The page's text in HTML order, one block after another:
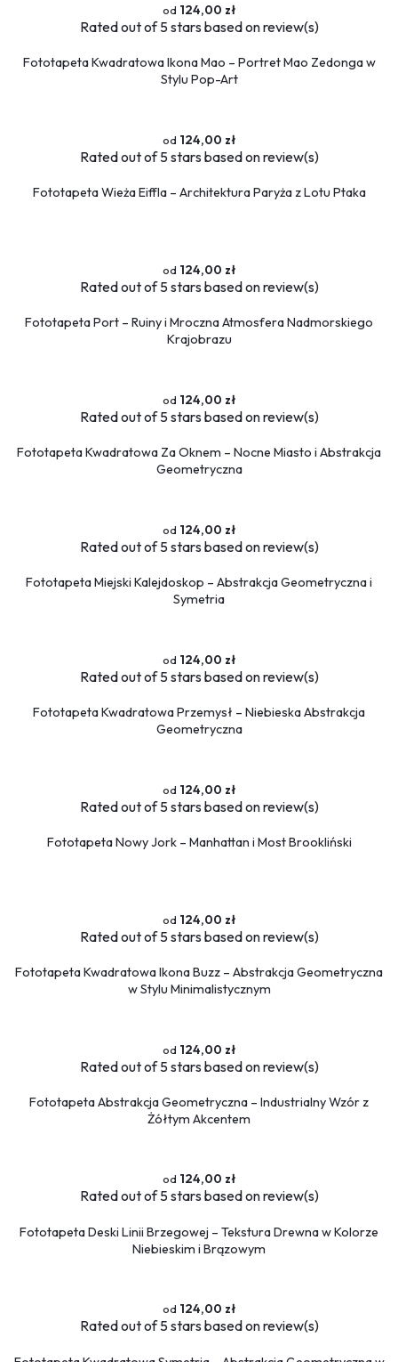
Samochody
Piłka nożna
Niedźwiedź
Kawa
Fototapety okrągłe
124,00 zł
Ratedout of 5 stars based onreview(s)
Fototapeta Kwadratowa Ikona Mao – Portret Mao Zedonga w
Stylu Pop-Art
124,00 zł
Ratedout of 5 stars based onreview(s)
Fototapeta Wieża Eiffla – Architektura Paryża z Lotu Ptaka
124,00 zł
Ratedout of 5 stars based onreview(s)
Fototapeta Port – Ruiny i Mroczna Atmosfera Nadmorskiego
Krajobrazu
124,00 zł
Ratedout of 5 stars based onreview(s)
Fototapeta Kwadratowa Za Oknem – Nocne Miasto i Abstrakcja
Geometryczna
124,00 zł
Ratedout of 5 stars based onreview(s)
Fototapeta Miejski Kalejdoskop – Abstrakcja Geometryczna i
Symetria
124,00 zł
Ratedout of 5 stars based onreview(s)
Fototapeta Kwadratowa Przemysł – Niebieska Abstrakcja
Geometryczna
124,00 zł
Ratedout of 5 stars based onreview(s)
Fototapeta Nowy Jork – Manhattan i Most Brookliński
124,00 zł
Ratedout of 5 stars based onreview(s)
Fototapeta Kwadratowa Ikona Buzz – Abstrakcja Geometryczna
w Stylu Minimalistycznym
124,00 zł
Ratedout of 5 stars based onreview(s)
Fototapeta Abstrakcja Geometryczna – Industrialny Wzór z
Żółtym Akcentem
124,00 zł
Ratedout of 5 stars based onreview(s)
Fototapeta Deski Linii Brzegowej – Tekstura Drewna w Kolorze
Niebieskim i Brązowym
124,00 zł
Ratedout of 5 stars based onreview(s)